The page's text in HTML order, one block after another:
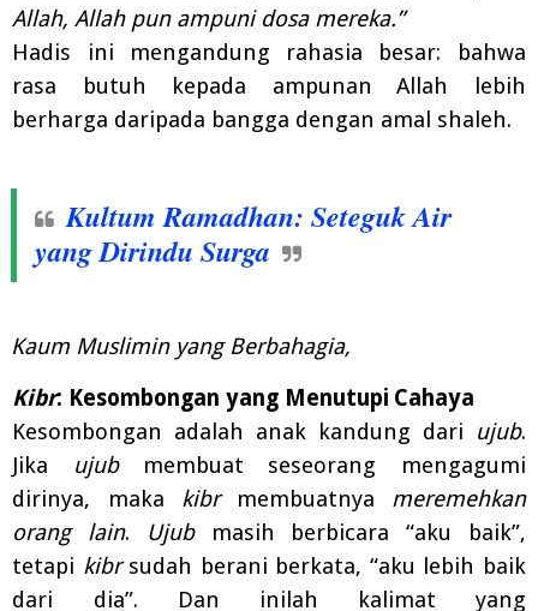
Allah, Allah pun ampuni dosa mereka.”
Hadis ini mengandung rahasia besar: bahwa
rasa
butuh kepada ampunan
Allah lebih
berharga daripada bangga dengan amal shaleh.
Kultum Ramadhan: Seteguk Air
yang Dirindu Surga
Kaum Muslimin yang Berbahagia,
Kibr: Kesombongan yang Menutupi Cahaya
Kesombongan adalah anak kandung dari
ujub.
Jika
ujub membuat seseorang mengagumi
dirinya, maka
kibrmembuatnya
meremehkan
orang lain. Ujub
masih berbicara “aku baik”,
tetapi kibrsudah berani berkata, “aku lebih baik
dari dia”. Dan
inilah kalimat yang